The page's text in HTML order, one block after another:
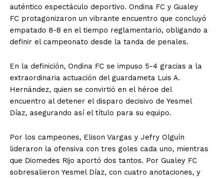
auténtico espectáculo deportivo. Ondina FC y Gualey
FC protagonizaron un vibrante encuentro que concluyó
empatado 8-8 en el tiempo reglamentario, obligando a
definir el campeonato desde la tanda de penales.
En la definición, Ondina FC se impuso 5-4 gracias a la
extraordinaria actuación del guardameta Luis A.
Hernández, quien se convirtió en el héroe del
encuentro al detener el disparo decisivo de Yesmel
Díaz, asegurando así el título para su equipo.
Por los campeones, Elison Vargas y Jefry Olguín
lideraron la ofensiva con tres goles cada uno, mientras
que Diomedes Rijo aportó dos tantos. Por Gualey FC
sobresalieron Yesmel Díaz, con cuatro anotaciones, y